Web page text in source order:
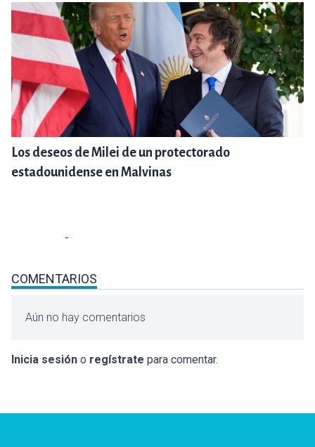
Los deseos de Milei de un protectorado
estadounidense en Malvinas
COMENTARIOS
Aún no hay comentarios
Inicia sesión o regístrate para comentar.